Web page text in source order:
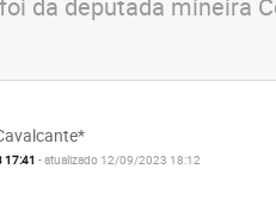
da deputada mineira
- atualizado 12/09/2023 18:12